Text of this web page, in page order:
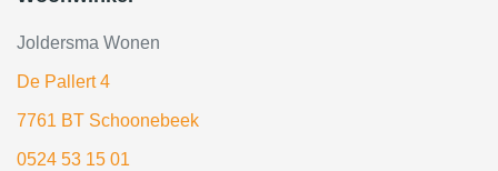
Joldersma Wonen
De Pallert 4
7761 BT Schoonebeek
0524 53 15 01